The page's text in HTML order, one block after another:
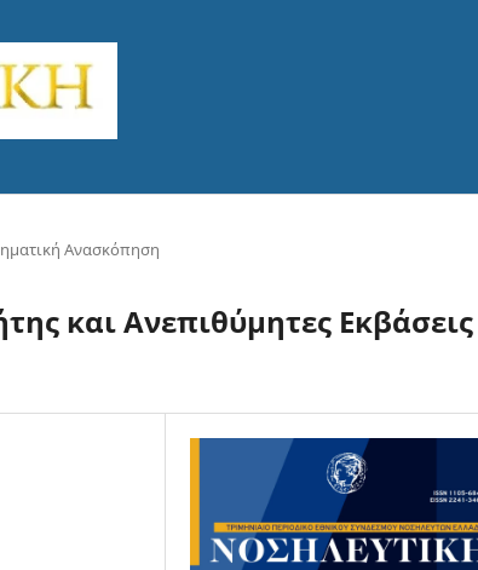
Ανασκόπηση
και Ανεπιθύμητες Εκβάσεις